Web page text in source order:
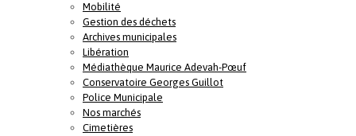
Mobilité
Gestion des déchets
Archives municipales
Libération
Médiathèque Maurice Adevah-Pœuf
Conservatoire Georges Guillot
Police Municipale
Nos marchés
Cimetières